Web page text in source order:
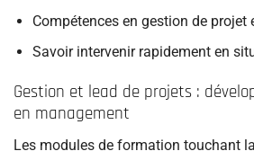
Compétences en gestion de projet
Savoir intervenir rapidement en
Gestion et lead de projets :
en management
Les modules de formation touchant